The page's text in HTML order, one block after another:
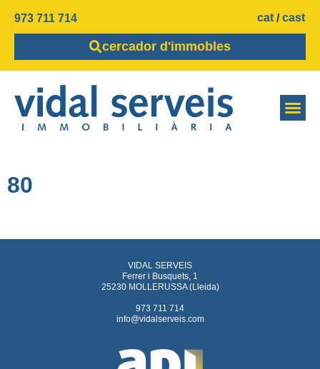
973 711 714 cat cast
cercador d'immobles
80
VIDAL SERVEIS
Ferrer i Busquets, 1
25230 MOLLERUSSA (Lleida)
973 711 714
info@vidalserveis.com